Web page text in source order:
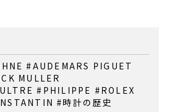
#AUDEMARS PIGUET
MULLER
#PHILIPPE #ROLEX
#時計の歴史